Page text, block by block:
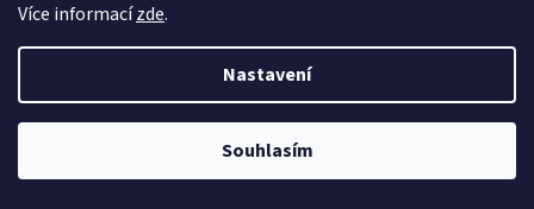
Více informacízde.
Nastavení
Souhlasím
917 Kč bez DPH
1 109 Kč
USB + JACK 4-pólový konektor JEEP Renegade